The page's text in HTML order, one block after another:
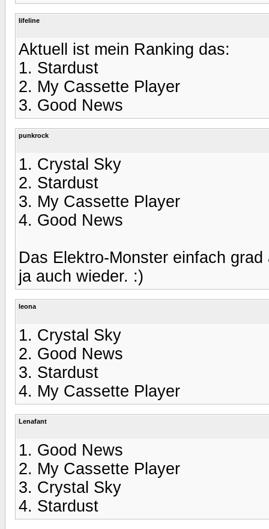
lifeline
Aktuell ist mein Ranking das:
1. Stardust
2. My Cassette Player
3. Good News
punkrock
1. Crystal Sky
2. Stardust
3. My Cassette Player
4. Good News
Das Elektro-Monster einfach
ja auch wieder. :)
leona
1. Crystal Sky
2. Good News
3. Stardust
4. My Cassette Player
Lenafant
1. Good News
2. My Cassette Player
3. Crystal Sky
4. Stardust